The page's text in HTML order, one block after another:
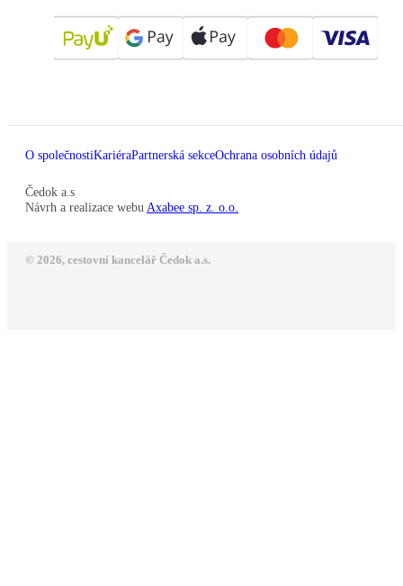
O společnostiKariéraPartnerská sekceOchrana osobních údajů
Čedok a.s
Návrh a realizace webu Axabee sp. z. o.o.
© 2026, cestovní kancelář Čedok a.s.